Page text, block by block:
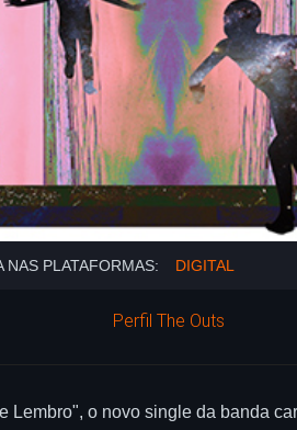
NAS PLATAFORMAS: DIGITAL
Perfil The Outs
Lembro", o novo single da banda